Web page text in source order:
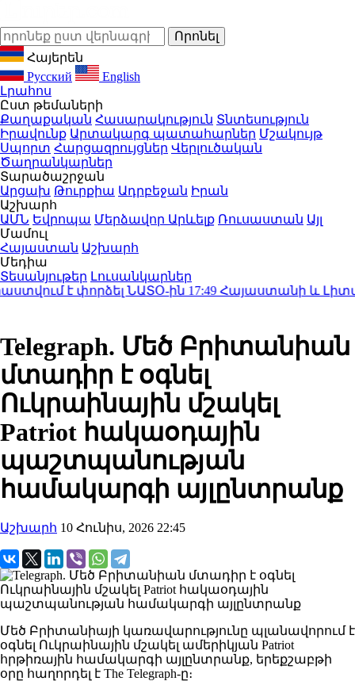
Հայերեն
Русский
English
Լրահոս
Ըստ թեմաների
Քաղաքական Հասարակություն Տնտեսություն
Իրավունք Արտակարգ պատահարներ Մշակույթ
Սպորտ Հարցազրույցներ Վերլուծական
Ծաղրանկարներ
Տարածաշրջան
Արցախ Թուրքիա Ադրբեջան Իրան
Աշխարհ
ԱՄՆ Եվրոպա Մերձավոր Արևելք Ռուսաստան Այլ
Մամուլ
Հայաստան Աշխարհ
Մեդիա
Տեսանյութեր Լուսանկարներ
է փորձել ՆԱՏՕ-ին17:49Հայաստանի և Լիտվայի
Telegraph. Մեծ Բրիտանիան
մտադիր է օգնել
Ուկրաինային մշակել
Patriot հակաօդային
պաշտպանության
համակարգի այլընտրանք
Աշխարհ 10 Հունիս, 2026 22:45
Մեծ Բրիտանիայի կառավարությունը պլանավորում է
օգնել Ուկրաինային մշակել ամերիկյան Patriot
հրթիռային համակարգի այլընտրանք, երեքշաբթի
օրը հաղորդել է The Telegraph-ը։